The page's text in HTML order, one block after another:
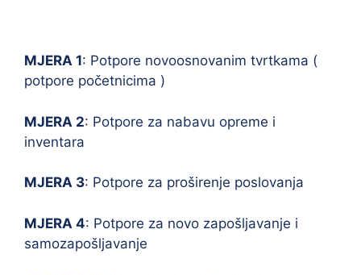
MJERA 1: Potpore novoosnovanim tvrtkama (
potpore početnicima )
MJERA 2: Potpore za nabavu opreme i
inventara
MJERA 3: Potpore za proširenje poslovanja
MJERA 4: Potpore za novo zapošljavanje i
samozapošljavanje